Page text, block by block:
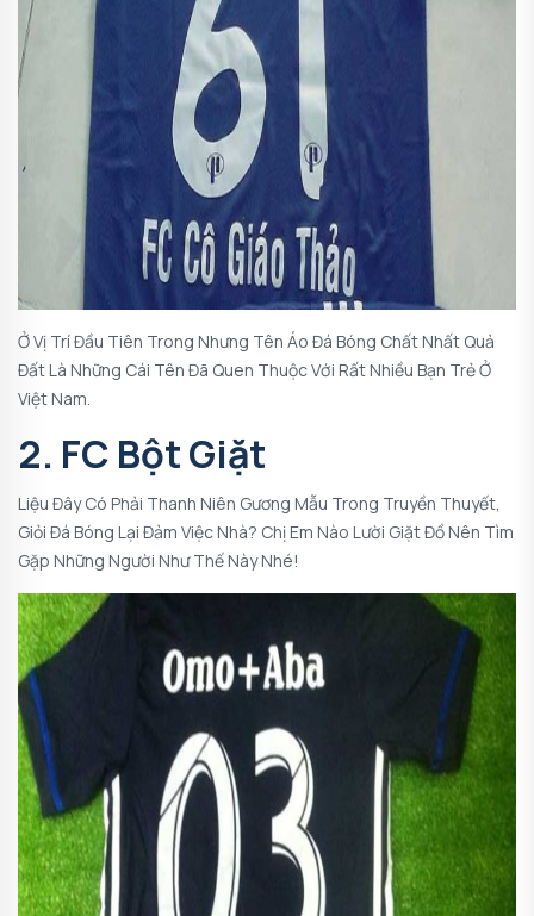
Ở Vị Trí Đầu Tiên Trong Nhưng Tên Áo Đá Bóng Chất Nhất Quả
Đất Là Những Cái Tên Đã Quen Thuộc Với Rất Nhiều Bạn Trẻ Ở
Việt Nam.
2. FC Bột Giặt
Liệu Đây Có Phải Thanh Niên Gương Mẫu Trong Truyền Thuyết,
Giỏi Đá Bóng Lại Đảm Việc Nhà? Chị Em Nào Lười Giặt Đồ Nên Tìm
Gặp Những Người Như Thế Này Nhé!